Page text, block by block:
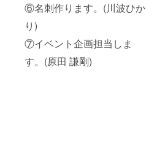
⑥名刺作ります。(川波ひか
り)
⑦イベント企画担当しま
す。(原田 謙剛)